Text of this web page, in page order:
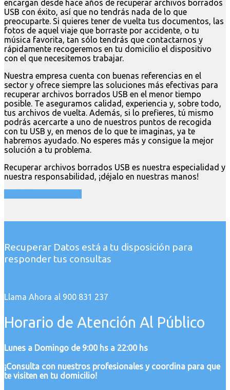
encargan desde hace años de recuperar archivos borrados
USB con éxito, así que no tendrás nada de lo que
preocuparte. Si quieres tener de vuelta tus documentos, las
fotos de aquel viaje que borraste por accidente, o tu
música favorita, tan sólo tendrás que contactarnos y
rápidamente recogeremos en tu domicilio el dispositivo
con el que necesitemos trabajar.
Nuestra empresa cuenta con buenas referencias en el
sector y ofrece siempre las soluciones más efectivas para
recuperar archivos borrados USB en el menor tiempo
posible. Te aseguramos calidad, experiencia y, sobre todo,
tus archivos de vuelta. Además, si lo prefieres, tú mismo
podrás acercarte a uno de nuestros puntos de recogida
con tu USB y, en menos de lo que te imaginas, ya te
habremos ayudado. No esperes más y consigue la mejor
solución a tu problema.
Recuperar archivos borrados USB es nuestra especialidad y
nuestra responsabilidad, ¡déjalo en nuestras manos!
Recuperar Datos está a tu disposición para
responder tus consultas
Llama Ahora al 900 831 237
Horario de Atención Al Público
Lunes a Domingo de 9:00 hs a 22:00 hs
¡Consulta con nuestros profesionales y coordina para que
te visiten en tu domicilio!